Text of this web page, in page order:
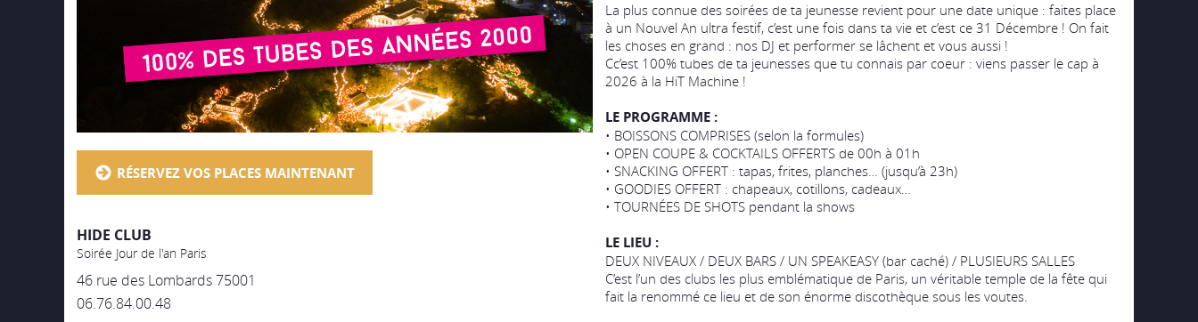
RÉSERVEZ VOS PLACES MAINTENANT
HIDE CLUB
Soirée Jour de l'an Paris
46 rue des Lombards 75001
06.76.84.00.48
La plus connue des soirées de ta jeunesse revient pour une date unique : faites place
à un Nouvel An ultra festif, c’est une fois dans ta vie et c’est ce 31 Décembre ! On fait
les choses en grand : nos DJ et performer se lâchent et vous aussi !
Cc’est 100% tubes de ta jeunesses que tu connais par coeur : viens passer le cap à
2026 à la HiT Machine !
LE PROGRAMME :
• BOISSONS COMPRISES (selon la formules)
• OPEN COUPE & COCKTAILS OFFERTS de 00h à 01h
• SNACKING OFFERT : tapas, frites, planches… (jusqu’à 23h)
• GOODIES OFFERT : chapeaux, cotillons, cadeaux…
• TOURNÉES DE SHOTS pendant la shows
LE LIEU :
DEUX NIVEAUX / DEUX BARS / UN SPEAKEASY (bar caché) / PLUSIEURS SALLES
C’est l’un des clubs les plus emblématique de Paris, un véritable temple de la fête qui
fait la renommé ce lieu et de son énorme discothèque sous les voutes.